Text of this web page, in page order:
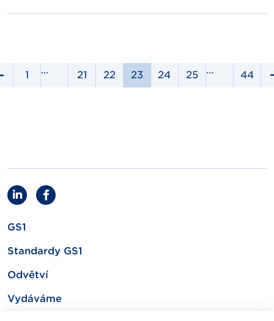
1 … 21 22 23 24 25 … 44
GS1
Standardy GS1
Odvětví
Vydáváme